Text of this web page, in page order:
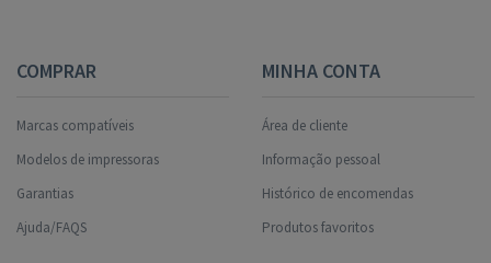
COMPRAR
Marcas compatíveis
Modelos de impressoras
Garantias
Ajuda/FAQS
MINHA CONTA
Área de cliente
Informação pessoal
Histórico de encomendas
Produtos favoritos